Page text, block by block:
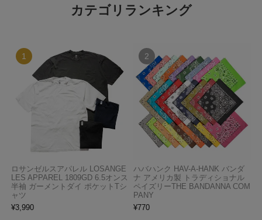
カテゴリランキング
ロサンゼルスアパレル LOSANGE
LES APPAREL 1809GD 6.5オンス
半袖 ガーメントダイ ポケットTシ
ャツ
¥3,990
ハバハンク HAV-A-HANK バンダ
ナ アメリカ製 トラディショナル
ペイズリーTHE BANDANNA COM
PANY
¥770